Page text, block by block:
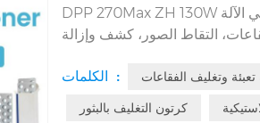
DPP 270Max ZH 130W الآلة
التقاط الصور، كشف وإزالة
كرتونية، بطاقة إنتاجية تصل إلى 130 كرتونة في الدقيقة. مدة تسليم خط الإنتاج
الكلمات : تعبئة وتغليف الفقاعات
كرتون التغليف بالبثور